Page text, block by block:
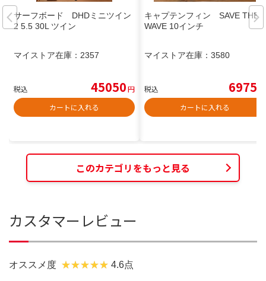
サーフボード DHDミニツイン
2 5.5 30L ツイン
マイストア在庫： 2357
税込 45050円
カートに入れる
キャプテンフィン SAVE THE
WAVE 10インチ
マイストア在庫： 3580
税込 6975
カートに入れる
このカテゴリをもっと見る
カスタマーレビュー
オススメ度 4.6点